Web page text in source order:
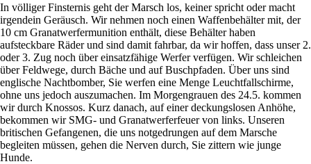
In völliger Finsternis geht der Marsch los, keiner spricht oder macht
irgendein Geräusch. Wir nehmen noch einen Waffenbehälter mit, der
10 cm Granatwerfermunition enthält, diese Behälter haben
aufsteckbare Räder und sind damit fahrbar, da wir hoffen, dass unser 2.
oder 3. Zug noch über einsatzfähige Werfer verfügen. Wir schleichen
über Feldwege, durch Bäche und auf Buschpfaden. Über uns sind
englische Nachtbomber, Sie werfen eine Menge Leuchtfallschirme,
ohne uns jedoch auszumachen. Im Morgengrauen des 24.5. kommen
wir durch Knossos. Kurz danach, auf einer deckungslosen Anhöhe,
bekommen wir SMG- und Granatwerferfeuer von links. Unseren
britischen Gefangenen, die uns notgedrungen auf dem Marsche
begleiten müssen, gehen die Nerven durch, Sie zittern wie junge
Hunde.